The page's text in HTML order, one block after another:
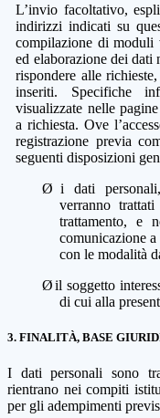
L’invio facoltativo,
indirizzi indicati su
compilazione di moduli
ed elaborazione dei dati
rispondere alle
inseriti. Specifiche
visualizzate nelle
a richiesta. Ove
registrazione previa
seguenti disposizioni
Ø i dati
verranno
trattamento, e
comunicazione
con le modalità
Ø il soggetto
di cui alla
3. FINALITÀ, BASE
I dati personali sono
rientrano nei compiti
per gli adempimenti